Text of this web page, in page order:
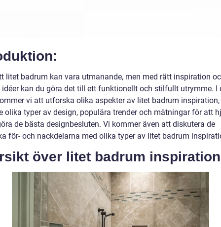
litet badrum kan vara utmanande, men med rätt inspiration
idéer kan du göra det till ett funktionellt och stilfullt utrymme. I
vi att utforska olika aspekter av litet badrum inspiration,
olika typer av design, populära trender och mätningar för att
de bästa designbesluten. Vi kommer även att diskutera de
för- och nackdelarna med olika typer av litet badrum
över litet badrum inspiration